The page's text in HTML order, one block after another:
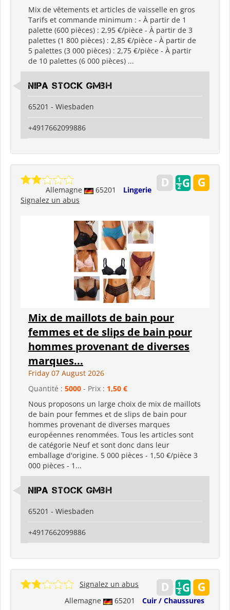
Mix de vêtements et articles de vaisselle en gros
Tarifs et commande minimum : - À partir de 1
palette (600 pièces) : 2,95 €/pièce - À partir de 3
palettes (1 800 pièces) : 2,85 €/pièce - À partir de
5 palettes (3 000 pièces) : 2,75 €/pièce - À partir
de 10 palettes (6 000 pièces) ...
Nipa Stock GmbH
65201 - Wiesbaden
+4917662099886
Allemagne 65201
Lingerie
Signalez un abus
Mix de maillots de bain pour
femmes et de slips de bain pour
hommes provenant de diverses
marques...
Friday 07 August 2026
Quantité : 5000 - Prix : 1,50 €
Nous proposons un large choix de mix de maillots
de bain pour femmes et de slips de bain pour
hommes provenant de diverses marques
européennes renommées. Tous les articles sont
de catégorie Neuf et sont donc dans leur
emballage d'origine. 5 000 pièces - 1,50 €/pièce 3
000 pièces - 1...
Nipa Stock GmbH
65201 - Wiesbaden
+4917662099886
Allemagne 65201 Cuir / Chaussures
Signalez un abus